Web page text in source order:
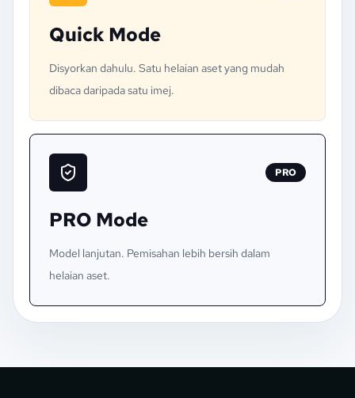
Quick Mode
Disyorkan dahulu. Satu helaian aset yang mudah
dibaca daripada satu imej.
PRO
PRO Mode
Model lanjutan. Pemisahan lebih bersih dalam
helaian aset.